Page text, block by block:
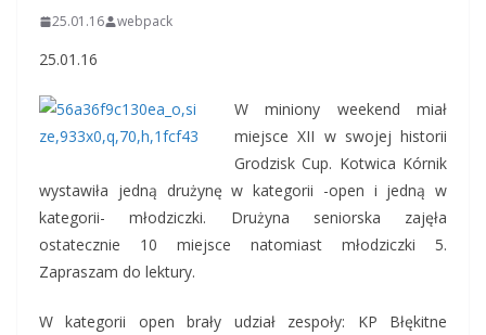
25.01.16 webpack
25.01.16
W miniony weekend miał
miejsce XII w swojej historii
Grodzisk Cup. Kotwica Kórnik
wystawiła jedną drużynę w kategorii -open i jedną w
kategorii- młodziczki. Drużyna seniorska zajęła
ostatecznie 10 miejsce natomiast młodziczki 5.
Zapraszam do lektury.
W kategorii open brały udział zespoły: KP Błękitne